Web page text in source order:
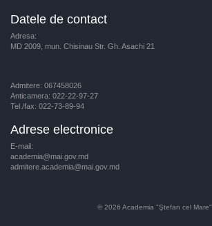
Datele de contact
Adresa:
MD 2009, mun. Chisinau Str. Gh. Asachi 21
Admitere: 067458026
Anticamera: 022-22-97-27
Tel./fax: 022-73-89-94
Adrese electronice
E-mail:
academia@mai.gov.md
admitere.academia@mai.gov.md
© 2026 Academia "Ştefan cel Mare"